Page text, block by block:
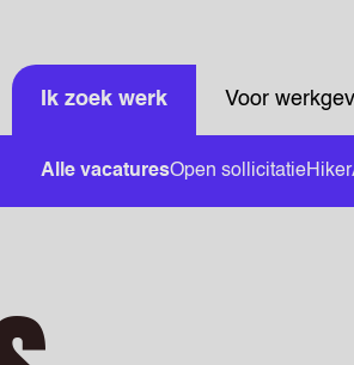
Ik zoek werk
Alle vacaturesOpen sollicitatieHiker
Voor